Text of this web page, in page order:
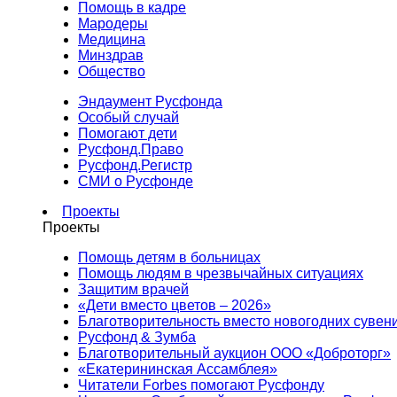
Помощь в кадре
Мародеры
Медицина
Минздрав
Общество
Эндаумент Русфонда
Особый случай
Помогают дети
Русфонд.Право
Русфонд.Регистр
СМИ о Русфонде
Проекты
Проекты
Помощь детям в больницах
Помощь людям в чрезвычайных ситуациях
Защитим врачей
«Дети вместо цветов – 2026»
Благотворительность вместо новогодних
Русфонд & Зумба
Благотворительный аукцион ООО «Доброторг»
«Екатерининская Ассамблея»
Читатели Forbes помогают Русфонду